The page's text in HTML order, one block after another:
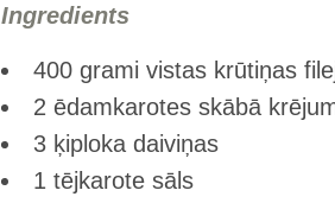
Ingredients
400 grami vistas krūtiņas
2 ēdamkarotes skābā
3 ķiploka daiviņas
1 tējkarote sāls